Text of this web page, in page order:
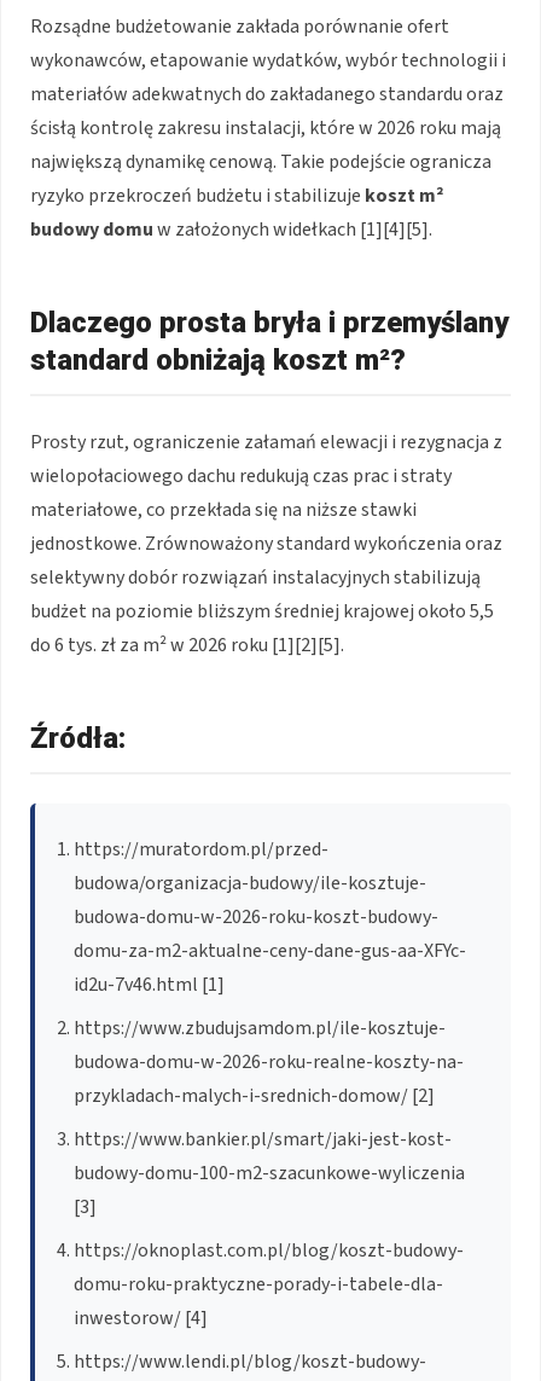
Rozsądne budżetowanie zakłada porównanie ofert
wykonawców, etapowanie wydatków, wybór technologii i
materiałów adekwatnych do zakładanego standardu oraz
ścisłą kontrolę zakresu instalacji, które w 2026 roku mają
największą dynamikę cenową. Takie podejście ogranicza
ryzyko przekroczeń budżetu i stabilizuje koszt m²
budowy domuw założonych widełkach [1][4][5].
Dlaczego prosta bryła i przemyślany
standard obniżają koszt m²?
Prosty rzut, ograniczenie załamań elewacji i rezygnacja z
wielopołaciowego dachu redukują czas prac i straty
materiałowe, co przekłada się na niższe stawki
jednostkowe. Zrównoważony standard wykończenia oraz
selektywny dobór rozwiązań instalacyjnych stabilizują
budżet na poziomie bliższym średniej krajowej około 5,5
do 6 tys. zł za m² w 2026 roku [1][2][5].
Źródła:
https://muratordom.pl/przed-
budowa/organizacja-budowy/ile-kosztuje-
budowa-domu-w-2026-roku-koszt-budowy-
domu-za-m2-aktualne-ceny-dane-gus-aa-XFYc-
id2u-7v46.html [1]
https://www.zbudujsamdom.pl/ile-kosztuje-
budowa-domu-w-2026-roku-realne-koszty-na-
przykladach-malych-i-srednich-domow/ [2]
https://www.bankier.pl/smart/jaki-jest-kost-
budowy-domu-100-m2-szacunkowe-wyliczenia
[3]
https://oknoplast.com.pl/blog/koszt-budowy-
domu-roku-praktyczne-porady-i-tabele-dla-
inwestorow/ [4]
https://www.lendi.pl/blog/koszt-budowy-